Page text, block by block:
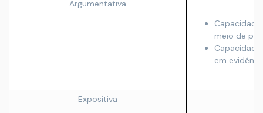
Argumentativa
meio de
em
Expositiva